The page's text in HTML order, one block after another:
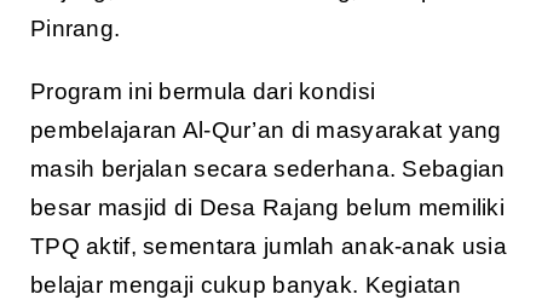
Pinrang.
Program ini bermula dari kondisi
pembelajaran Al-Qur’an di masyarakat yang
masih berjalan secara sederhana. Sebagian
besar masjid di Desa Rajang belum memiliki
TPQ aktif, sementara jumlah anak-anak usia
belajar mengaji cukup banyak. Kegiatan